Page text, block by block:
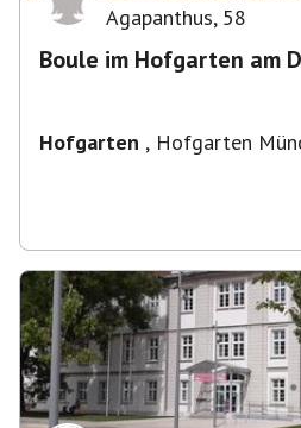
Agapanthus, 58
Boule im Hofgarten am
Hofgarten , Hofgarten